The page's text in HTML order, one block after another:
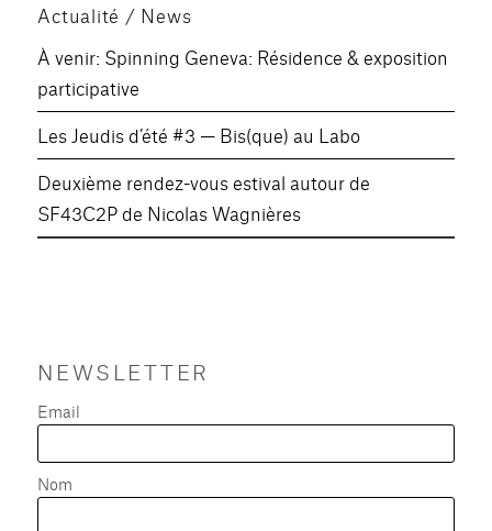
Actualité / News
À venir: Spinning Geneva: Résidence & exposition
participative
Les Jeudis d’été #3 — Bis(que) au Labo
Deuxième rendez-vous estival autour de
SF43C2P de Nicolas Wagnières
NEWSLETTER
Email
Nom